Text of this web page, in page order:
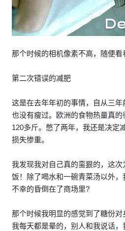
那个时候的相机像素不高，随便看
第二次错误的减肥
这是在去年年初的事情，自从三
也没有瘦过。欧洲的食物热量真
120多斤。憋了两年，我还是决定
损失惨重。
我发现我对自己真的蛮狠的，这
饭！除了喝水和一碗青菜汤以外
不幸的昏倒在了商场里?
那个时候我明显的感觉到了糖份
我每天都是晕的，别人和我说话